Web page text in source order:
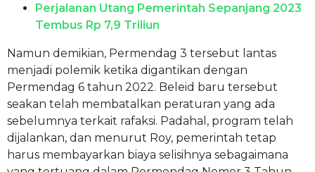
Perjalanan Utang Pemerintah Sepanjang 2023
Tembus Rp 7,9 Triliun
Namun demikian, Permendag 3 tersebut lantas
menjadi polemik ketika digantikan dengan
Permendag 6 tahun 2022. Beleid baru tersebut
seakan telah membatalkan peraturan yang ada
sebelumnya terkait rafaksi. Padahal, program telah
dijalankan, dan menurut Roy, pemerintah tetap
harus membayarkan biaya selisihnya sebagaimana